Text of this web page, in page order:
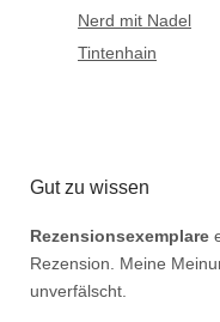
Nerd mit Nadel
Tintenhain
Gut zu wissen
Rezensionsexemplare
Rezension. Meine
unverfälscht.